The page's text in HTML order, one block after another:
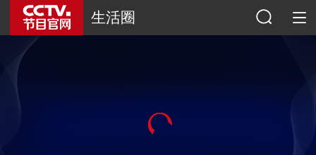
生活圈